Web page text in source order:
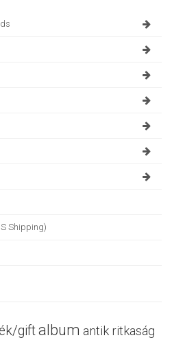
Shipping)
giftalbum antik ritkaság